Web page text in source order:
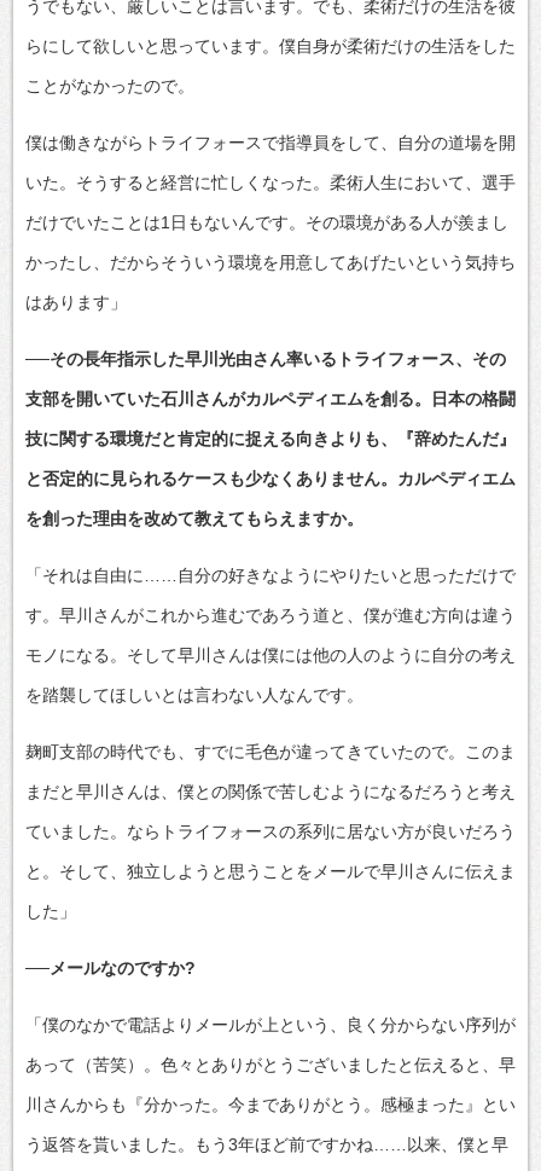
うでもない、厳しいことは言います。でも、柔術だけの生活を彼
らにして欲しいと思っています。僕自身が柔術だけの生活をした
ことがなかったので。
僕は働きながらトライフォースで指導員をして、自分の道場を開
いた。そうすると経営に忙しくなった。柔術人生において、選手
だけでいたことは1日もないんです。その環境がある人が羨まし
かったし、だからそういう環境を用意してあげたいという気持ち
はあります」
──その長年指示した早川光由さん率いるトライフォース、その
支部を開いていた石川さんがカルペディエムを創る。日本の格闘
技に関する環境だと肯定的に捉える向きよりも、『辞めたんだ』
と否定的に見られるケースも少なくありません。カルペディエム
を創った理由を改めて教えてもらえますか。
「それは自由に……自分の好きなようにやりたいと思っただけで
す。早川さんがこれから進むであろう道と、僕が進む方向は違う
モノになる。そして早川さんは僕には他の人のように自分の考え
を踏襲してほしいとは言わない人なんです。
麹町支部の時代でも、すでに毛色が違ってきていたので。このま
まだと早川さんは、僕との関係で苦しむようになるだろうと考え
ていました。ならトライフォースの系列に居ない方が良いだろう
と。そして、独立しようと思うことをメールで早川さんに伝えま
した」
──メールなのですか?
「僕のなかで電話よりメールが上という、良く分からない序列が
あって（苦笑）。色々とありがとうございましたと伝えると、早
川さんからも『分かった。今までありがとう。感極まった』とい
う返答を貰いました。もう3年ほど前ですかね……以来、僕と早